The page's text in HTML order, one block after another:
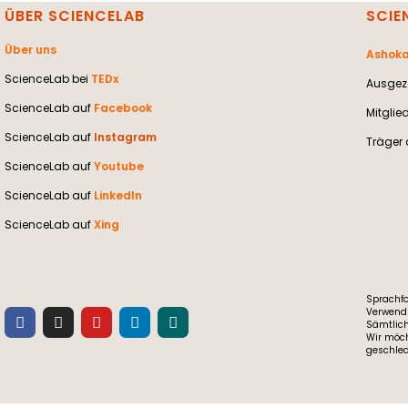
ÜBER SCIENCELAB
Über uns
ScienceLab bei TEDx
ScienceLab auf Facebook
ScienceLab auf Instagram
ScienceLab aufYoutube
ScienceLab auf LinkedIn
ScienceLab aufXing
Träger
Wir